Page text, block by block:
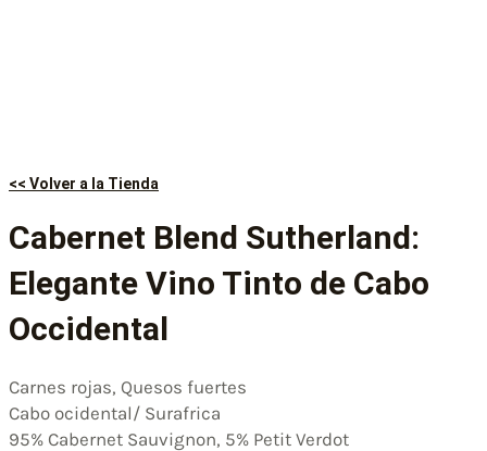
<< Volver a la Tienda
Cabernet Blend Sutherland:
Elegante Vino Tinto de Cabo
Occidental
Carnes rojas, Quesos fuertes
Cabo ocidental/ Surafrica
95% Cabernet Sauvignon, 5% Petit Verdot